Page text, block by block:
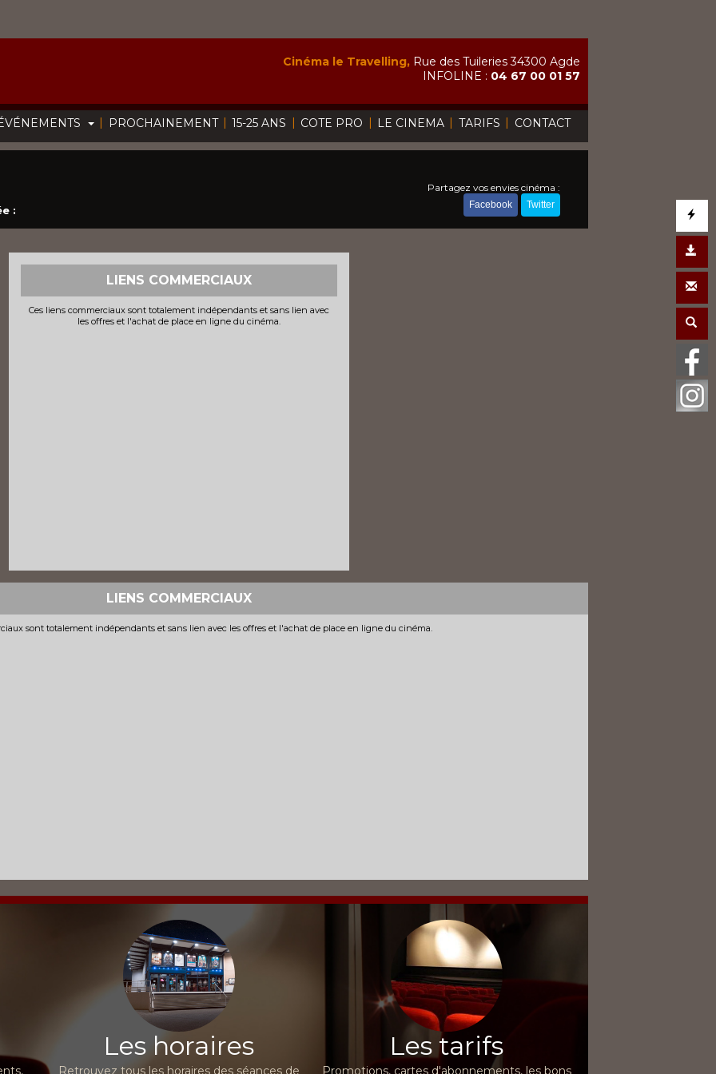
| PROCHAINEMENT | 15-25 ANS | COTE PRO | LE CINEMA | TARIFS | CONTACT
Cinéma le Travelling, Rue des Tuileries 34300 Agde
INFOLINE : 04 67 00 01 57
:
Partagez vos envies cinéma :
Facebook Twitter
LIENS COMMERCIAUX
Ces liens commerciaux sont totalement indépendants et sans lien avec
les offres et l'achat de place en ligne du cinéma.
LIENS COMMERCIAUX
sont totalement indépendants et sans lien avec les offres et l'achat de place en ligne du cinéma.
Les horaires
Retrouvez tous les horaires des séances de
Les tarifs
Promotions, cartes d'abonnements, les bons